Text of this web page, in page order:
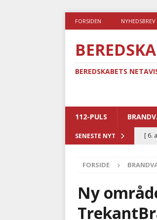
FORSIDEN NYHEDSBREV
BEREDSKABETS
112-PULS
SENESTE NYT [ 6.
[ 5.
i
FORSIDE
Ny